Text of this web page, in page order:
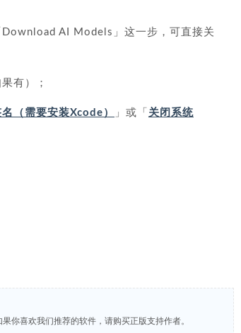
AI Models」这一步，可直接关
有）；
名（需要安装Xcode） 」或「 关闭系统
你喜欢我们推荐的软件，请购买正版支持作者。